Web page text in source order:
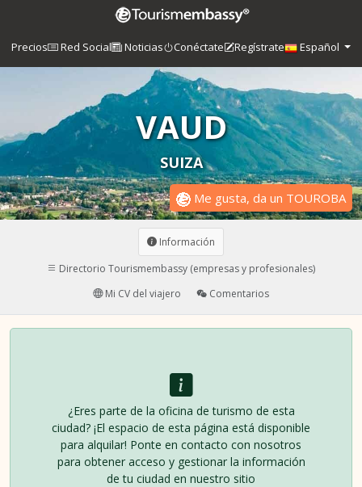
Precios Red Social Noticias Conéctate Regístrate Español
VAUD
SUIZA
Me gusta, da un TOUROBA
Información
Directorio Tourismembassy (empresas y profesionales)
Mi CV del viajero
Comentarios
¿Eres parte de la oficina de turismo de esta
ciudad? ¡El espacio de esta página está disponible
para alquilar! Ponte en contacto con nosotros
para obtener acceso y gestionar la información
de tu ciudad en nuestro sitio